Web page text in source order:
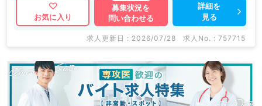
お気に入り
募集状況を
問い合わせる
詳細を
見る
求人更新日 : 2026/07/28 求人No. : 757715